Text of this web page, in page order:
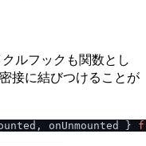
ルフックも関数とし
接に結びつけることが
onUnmounted }